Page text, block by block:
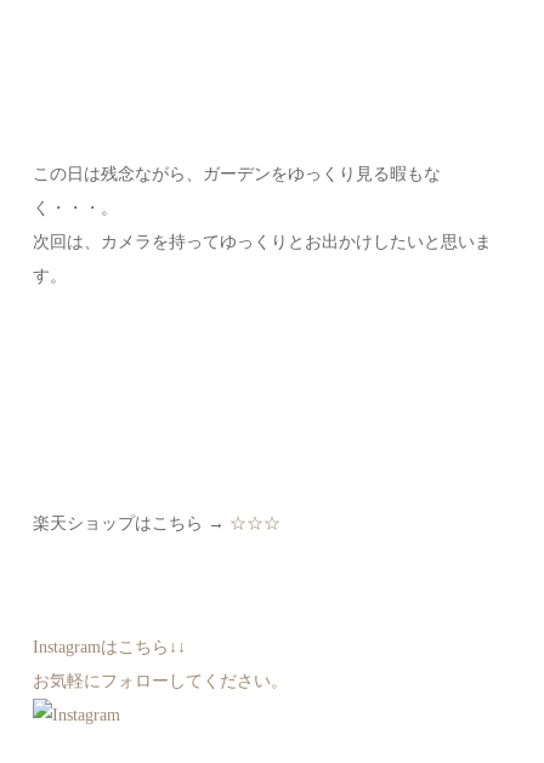
この日は残念ながら、ガーデンをゆっくり見る暇もな
く・・・。
次回は、カメラを持ってゆっくりとお出かけしたいと思いま
す。
楽天ショップはこちら → ☆☆☆
Instagramはこちら↓↓
お気軽にフォローしてください。